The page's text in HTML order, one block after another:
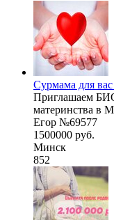
Сурмама для
Приглашаем
материнства в
Егор №69577
1500000 руб.
Минск
852